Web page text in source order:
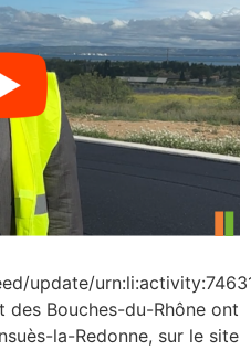
update/
des Bouches-du-Rhône ont
la-Redonne, sur le site